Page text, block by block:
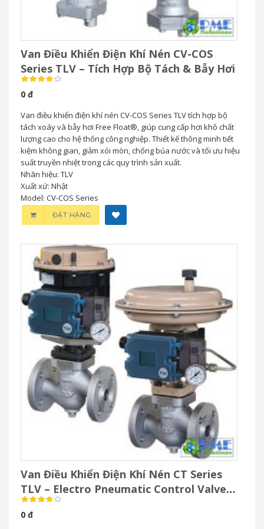
Van Điều Khiển Điện Khí Nén CV-COS
Series TLV – Tích Hợp Bộ Tách & Bẫy Hơi
0 đ
Van điều khiển điện khí nén CV-COS Series TLV tích hợp bộ
tách xoáy và bẫy hơi Free Float®, giúp cung cấp hơi khô chất
lượng cao cho hệ thống công nghiệp. Thiết kế thông minh tiết
kiệm không gian, giảm xói mòn, chống búa nước và tối ưu hiệu
suất truyền nhiệt trong các quy trình sản xuất.
Nhãn hiệu: TLV
Xuất xứ: Nhật
Model: CV-COS Series
ĐẶT HÀNG
Van Điều Khiển Điện Khí Nén CT Series
TLV – Electro Pneumatic Control Valve
Cho Hơi Nước
0 đ